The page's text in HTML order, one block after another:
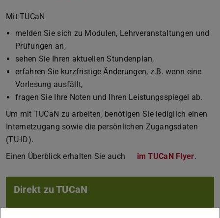
Mit TUCaN
melden Sie sich zu Modulen, Lehrveranstaltungen und
Prüfungen an,
sehen Sie Ihren aktuellen Stundenplan,
erfahren Sie kurzfristige Änderungen, z.B. wenn eine
Vorlesung ausfällt,
fragen Sie Ihre Noten und Ihren Leistungsspiegel ab.
Um mit TUCaN zu arbeiten, benötigen Sie lediglich einen
Internetzugang sowie die persönlichen Zugangsdaten
(TU-ID).
Einen Überblick erhalten Sie auch
im TUCaN Flyer(PDF-
(wird
.
Direkt zu TUCaN